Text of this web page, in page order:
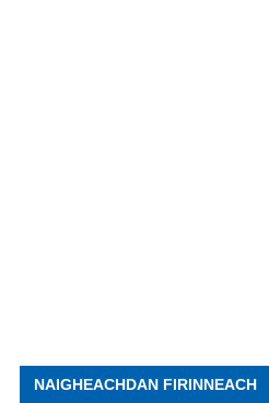
NAIGHEACHDAN FIRINNEACH